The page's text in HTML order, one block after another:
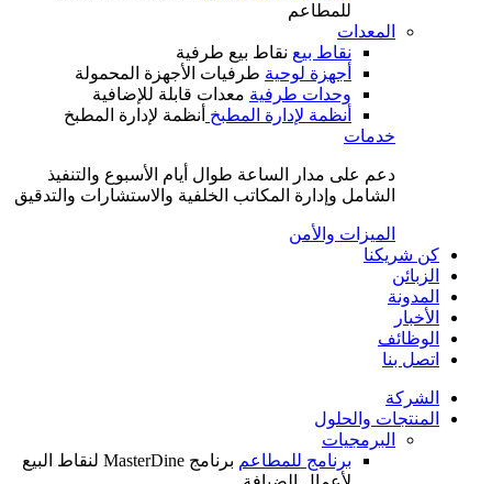
للمطاعم
المعدات
نقاط بيع نقاط بيع طرفية
أجهزة لوحية طرفيات الأجهزة المحمولة
وحدات طرفية معدات قابلة للإضافية
أنظمة لإدارة المطبخ أنظمة لإدارة المطبخ
خدمات
دعم على مدار الساعة طوال أيام الأسبوع والتنفيذ
الشامل وإدارة المكاتب الخلفية والاستشارات والتدقيق
الميزات والأمن
كن شريكنا
الزبائن
المدونة
الأخبار
الوظائف
اتصل بنا
الشركة
المنتجات والحلول
البرمجيات
برنامج للمطاعم
برنامج MasterDine لنقاط البيع